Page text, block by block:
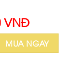
VNĐ
cafe bằng
MUA NGAY